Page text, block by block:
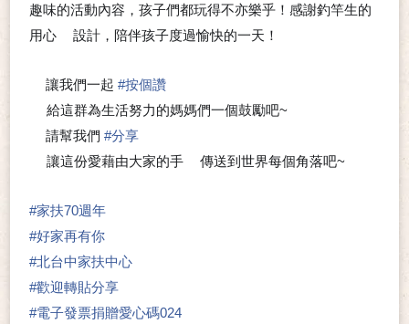
趣味的活動內容，孩子們都玩得不亦樂乎！感謝釣竿生的
用心
設計，陪伴孩子度過愉快的一天！
讓我們一起 #按個讚
給這群為生活努力的媽媽們一個鼓勵吧~
請幫我們 #分享
讓這份愛藉由大家的手 🖐傳送到世界每個角落吧~
#家扶70週年
#好家再有你
#北台中家扶中心
#歡迎轉貼分享
#電子發票捐贈愛心碼024